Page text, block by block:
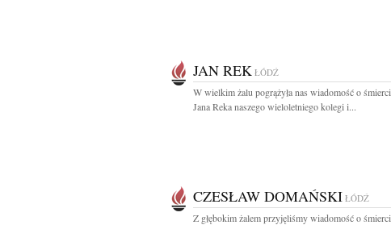
JAN REK ŁÓDŹ
W wielkim żalu pogrążyła nas wiadomość o śmierci
Jana Reka naszego wieloletniego kolegi i...
CZESŁAW DOMAŃSKI ŁÓDŹ
Z głębokim żalem przyjęliśmy wiadomość o śmierci